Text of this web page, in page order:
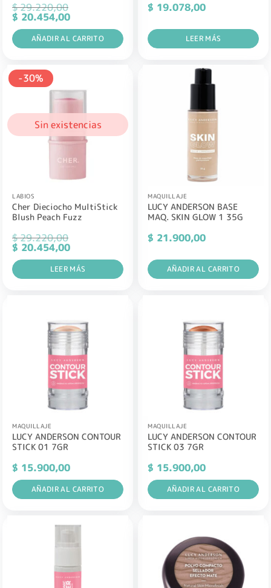
$29.220,00
El
precio
original
era:
$ 29.220,00.
$ 20.454,00El
actual
es:
$ 20.454,00.
AÑADIR AL CARRITO
$ 19.078,00
LEER MÁS
-30%
Sin existencias
LABIOS
Cher Dieciocho MultiStick
Blush Peach Fuzz
$29.220,00
El
precio
original
era:
$ 29.220,00.
$ 20.454,00El
precio
actual
es:
$ 20.454,00.
LEER MÁS
MAQUILLAJE
LUCY ANDERSON BASE
MAQ. SKIN GLOW 1 35G
$ 21.900,00
AÑADIR AL CARRITO
MAQUILLAJE
LUCY ANDERSON CONTOUR
STICK 01 7GR
$ 15.900,00
AÑADIR AL CARRITO
MAQUILLAJE
LUCY ANDERSON CONTOUR
STICK 03 7GR
$ 15.900,00
AÑADIR AL CARRITO